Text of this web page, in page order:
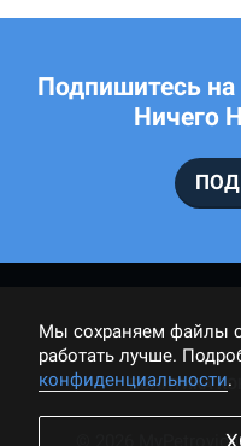
Подпишитесь
Ничего
ПОЛИТИКА
© 2026
Мы cохраняем файлы
работать лучше.
конфиденциальности.